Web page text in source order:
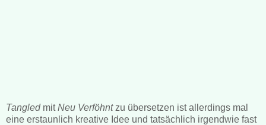
Tangled mitNeu Verföhntzu übersetzen ist allerdings mal
eine erstaunlich kreative Idee und tatsächlich irgendwie fast